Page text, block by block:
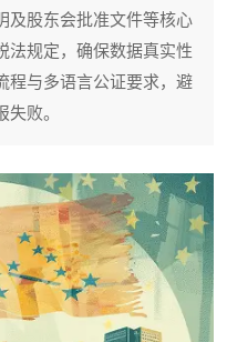
及股东会批准文件等核心
法规定，确保数据真实性
程与多语言公证要求，避
败。